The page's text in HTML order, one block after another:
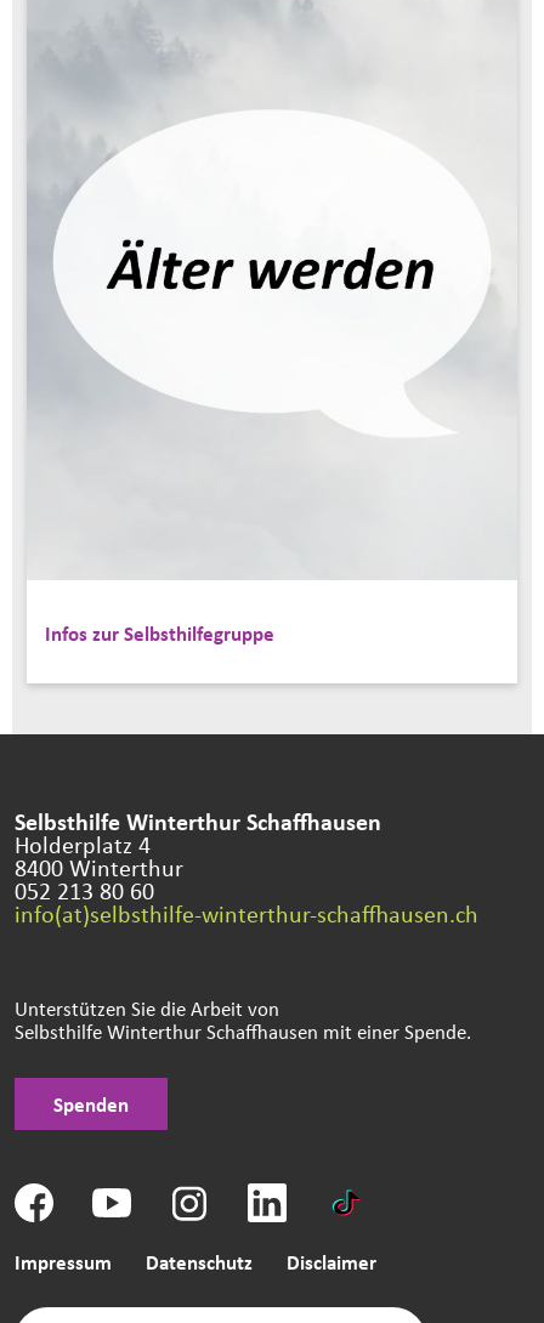
Infos zur Selbsthilfegruppe
Selbsthilfe Winterthur Schaffhausen
Holderplatz 4
8400 Winterthur
052 213 80 60
info(at)selbsthilfe-winterthur-schaffhausen.ch
Unterstützen Sie die Arbeit von
Selbsthilfe Winterthur Schaffhausen mit einer Spende.
Spenden
Impressum Datenschutz Disclaimer